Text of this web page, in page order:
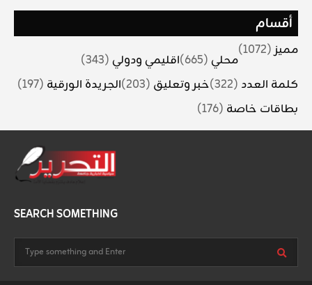
أقسام
مميز(1072)
محلي (665) اقليمي ودولي (343)
كلمة العدد (322) خبر وتعليق (203) الجريدة الورقية (197)
بطاقات خاصة (176)
SEARCH SOMETHING